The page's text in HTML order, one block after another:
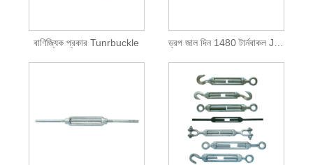
বাণিজ্যিক প্রকার Tunrbuckle